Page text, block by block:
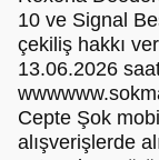
10 ve Signal
çekiliş hakkı
13.06.2026
Cepte Şok
alışverişlerde